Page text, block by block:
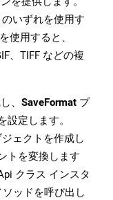
いずれを使用す
使用すると、
、TIFF などの複
、 SaveFormat プ
設定します。
ジェクトを作成し
トを変換します
クラス インスタ
ソッドを呼び出し